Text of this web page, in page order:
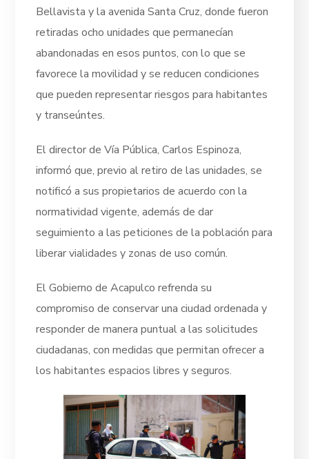
Bellavista y la avenida Santa Cruz, donde fueron
retiradas ocho unidades que permanecían
abandonadas en esos puntos, con lo que se
favorece la movilidad y se reducen condiciones
que pueden representar riesgos para habitantes
y transeúntes.
El director de Vía Pública, Carlos Espinoza,
informó que, previo al retiro de las unidades, se
notificó a sus propietarios de acuerdo con la
normatividad vigente, además de dar
seguimiento a las peticiones de la población para
liberar vialidades y zonas de uso común.
El Gobierno de Acapulco refrenda su
compromiso de conservar una ciudad ordenada y
responder de manera puntual a las solicitudes
ciudadanas, con medidas que permitan ofrecer a
los habitantes espacios libres y seguros.